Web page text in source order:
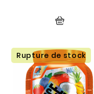
Rupture de stock